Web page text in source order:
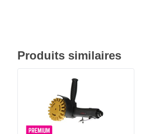
Produits similaires